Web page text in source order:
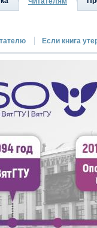
Если книга